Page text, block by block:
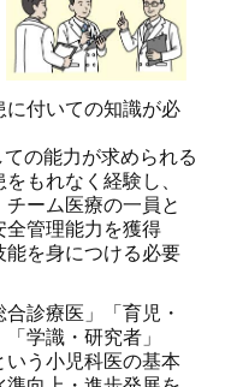
に付いての知識が必
ての能力が求められる
もれなく経験し、
ーム医療の一員と
全管理能力を獲得
能を身につける必要
診療医」「育児・
学識・研究者」
いう小児科医の基本